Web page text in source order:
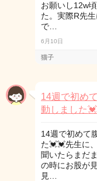
お願いし12w
た。実際R先
で…
6月10日
猫子
14週で初め
動しました
14週で初めて
た💓💓先生に
聞いたらまだ
の時にお股が
見…